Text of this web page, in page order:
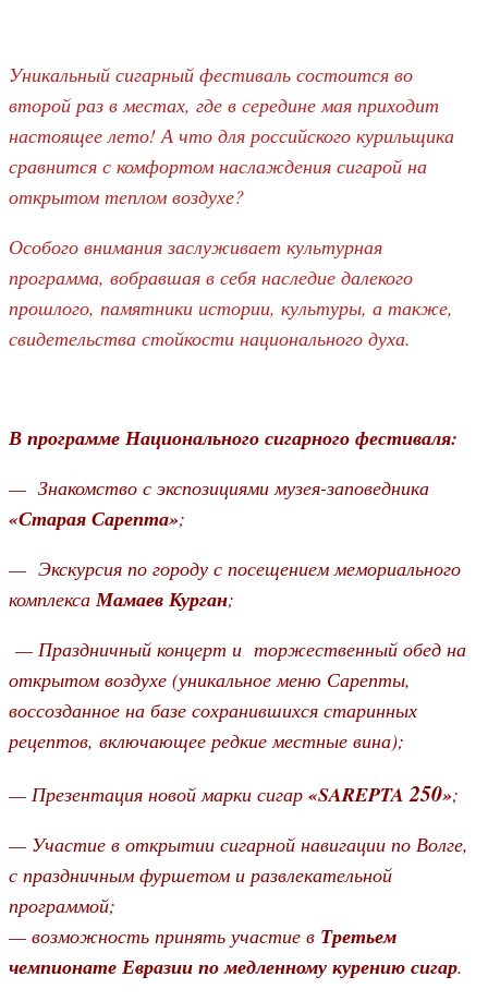
Уникальный сигарный фестиваль состоится во
второй раз в местах, где в середине мая приходит
настоящее лето! А что для российского курильщика
сравнится с комфортом наслаждения сигарой на
открытом теплом воздухе?
Особого внимания заслуживает культурная
программа, вобравшая в себя наследие далекого
прошлого, памятники истории, культуры, а также,
свидетельства стойкости национального духа.
В программе Национального сигарного фестиваля:
— Знакомство с экспозициями музея-заповедника
«Старая Сарепта»;
— Экскурсия по городу с посещением мемориального
комплексаМамаев Курган;
— Праздничный концерт и торжественный обед на
открытом воздухе (уникальное меню Сарепты,
воссозданное на базе сохранившихся старинных
рецептов, включающее редкие местные вина);
— Презентация новой марки сигар «SAREPTA250»;
— Участие в открытии сигарной навигации по Волге,
с праздничным фуршетом и развлекательной
программой;
— возможность принять участие в Третьем
чемпионате Евразии по медленному курению сигар.